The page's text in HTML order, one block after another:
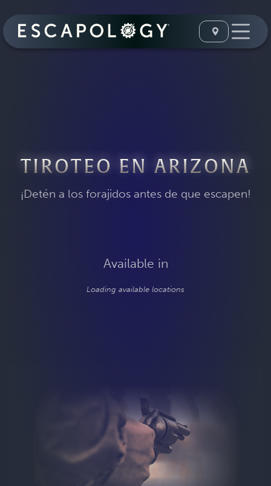
TIROTEO EN ARIZONA
¡Detén a los forajidos antes de que escapen!
Available in
Loading available locations